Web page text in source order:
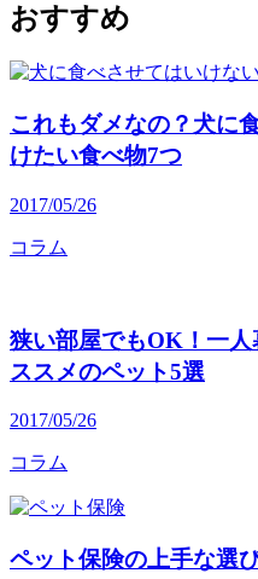
おすすめ
これもダメなの？犬に
けたい食べ物7つ
2017/05/26
コラム
狭い部屋でもOK！一
ススメのペット5選
2017/05/26
コラム
ペット保険の上手な選